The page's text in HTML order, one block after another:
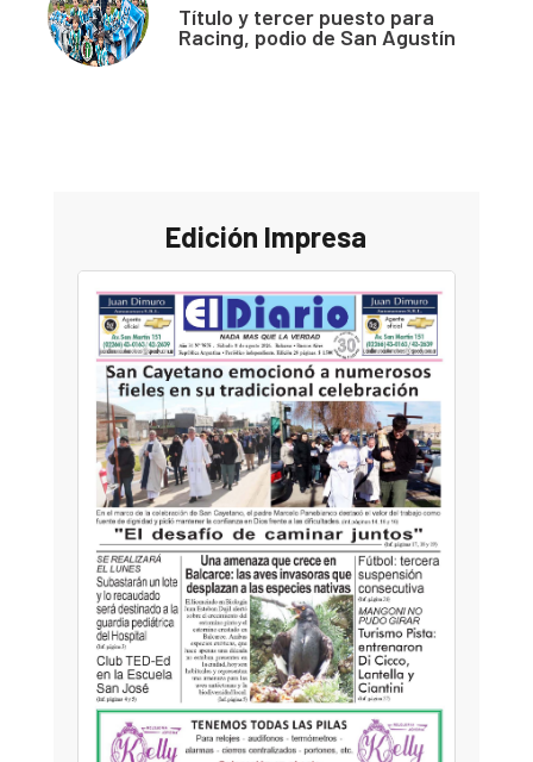
Título y tercer puesto para
Racing, podio de San Agustín
Edición Impresa